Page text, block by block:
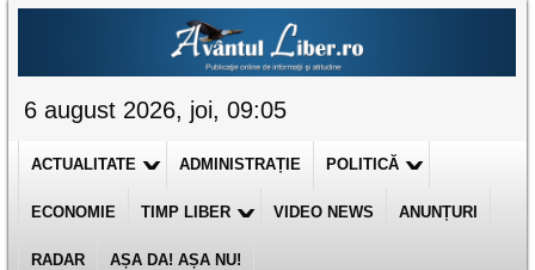
6 august 2026, joi, 09:05
ACTUALITATE ADMINISTRAȚIE POLITICĂ
ECONOMIE TIMP LIBER VIDEO NEWS ANUNȚURI
RADAR AȘA DA! AȘA NU!